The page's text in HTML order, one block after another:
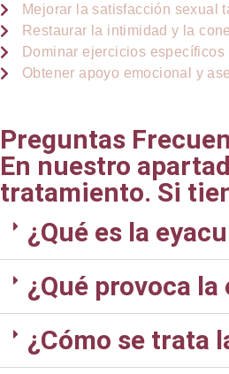
Mejorar la satisfacción sexual
Restaurar la intimidad y la
Dominar ejercicios
Obtener apoyo emocional y
Preguntas
En nuestro
tratamiento. Si
¿Qué es la
¿Qué provoca
¿Cómo se trata